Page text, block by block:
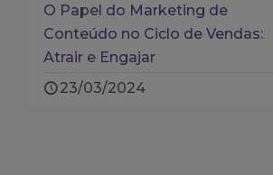
O Papel do Marketing de
Conteúdo no Ciclo de Vendas:
Atrair e Engajar
23/03/2024